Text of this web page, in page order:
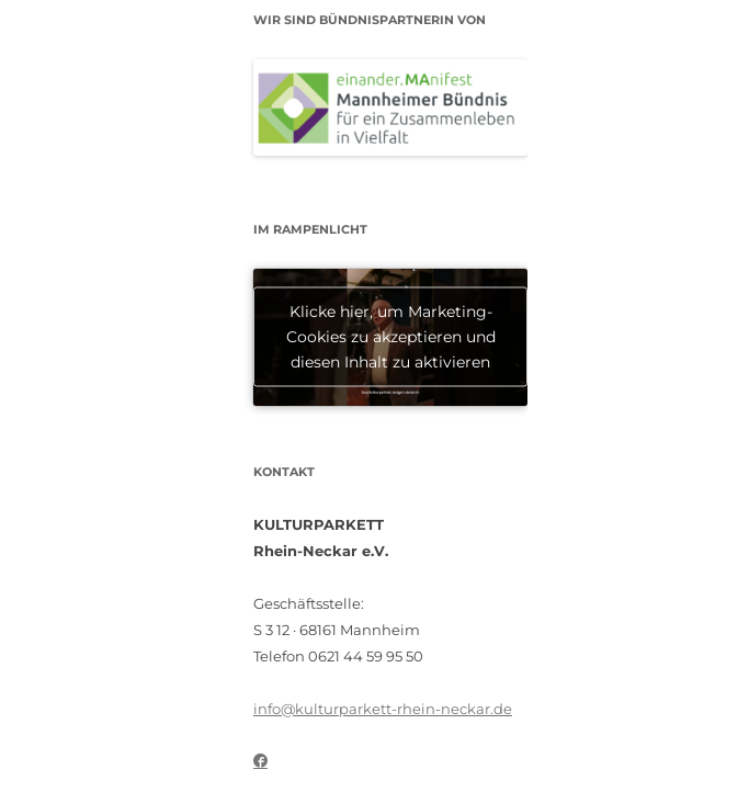
WIR SIND BÜNDNISPARTNERIN VON
IM RAMPENLICHT
Klicke hier, um Marketing-
Cookies zu akzeptieren und
diesen Inhalt zu aktivieren
KONTAKT
KULTURPARKETT
Rhein-Neckar e.V.
Geschäftsstelle:
S 3 12 · 68161 Mannheim
Telefon 0621 44 59 95 50
info@kulturparkett-rhein-neckar.de